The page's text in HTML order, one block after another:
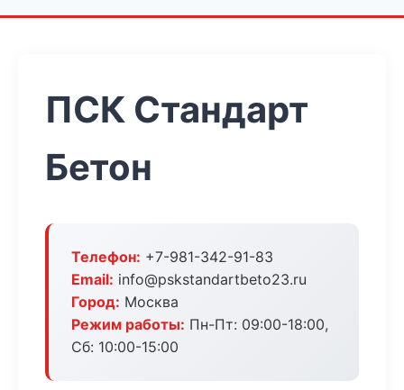
ПСК Стандарт
Бетон
Телефон: +7-981-342-91-83
Email: info@pskstandartbeto23.ru
Город: Москва
Режим работы: Пн-Пт: 09:00-18:00,
Сб: 10:00-15:00